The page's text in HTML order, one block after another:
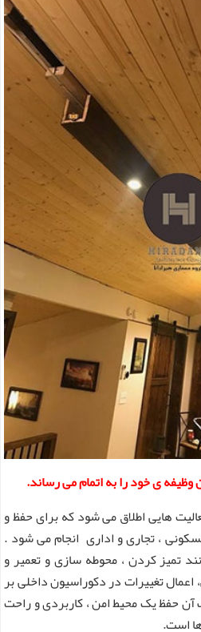
ی خود را به اتمام می رساند.
هایی اطلاق می شود که برای حفظ و
، تجاری و اداری انجام می شود .
تمیز کردن ، محوطه سازی و تعمیر و
تغییرات در دکوراسیون داخلی بر
حفظ یک محیط امن ، کاربردی و راحت
است.